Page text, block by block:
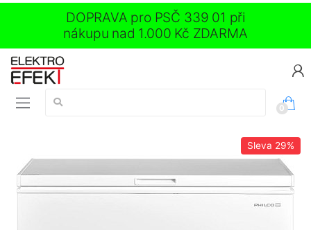
DOPRAVA pro PSČ 339 01 při
nákupu nad 1.000 Kč ZDARMA
Vyhledávání:
0
Sleva 29%